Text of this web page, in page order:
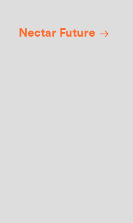
Nectar Future